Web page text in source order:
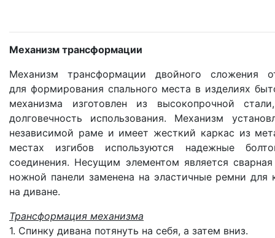
Механизм трансформации
Механизм трансформации двойного сложения
для формирования спального места в изделиях
механизма изготовлен из высокопрочной
долговечность использования. Механизм
независимой раме и имеет жесткий каркас из
местах изгибов используются надежные
соединения. Несущим элементом является
ножной панели заменена на эластичные ремни для
на диване.
Трансформация механизма
1. Спинку дивана потянуть на себя, а затем вниз.